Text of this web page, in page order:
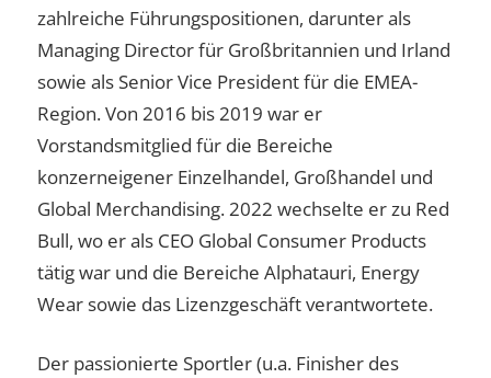
zahlreiche Führungspositionen, darunter als
Managing Director für Großbritannien und Irland
sowie als Senior Vice President für die EMEA-
Region. Von 2016 bis 2019 war er
Vorstandsmitglied für die Bereiche
konzerneigener Einzelhandel, Großhandel und
Global Merchandising. 2022 wechselte er zu Red
Bull, wo er als CEO Global Consumer Products
tätig war und die Bereiche Alphatauri, Energy
Wear sowie das Lizenzgeschäft verantwortete.
Der passionierte Sportler (u.a. Finisher des